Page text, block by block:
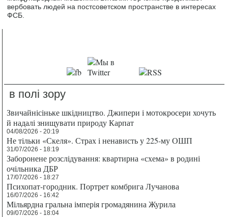
вербовать людей на постсоветском пространстве в интересах
ФСБ.
в полі зору
Звичайнісіньке шкідництво. Джипери і мотокросери хочуть
й надалі знищувати природу Карпат
04/08/2026 - 20:19
Не тільки «Скеля». Страх і ненависть у 225-му ОШП
31/07/2026 - 18:19
Заборонене розслідування: квартирна «схема» в родині
очільника ДБР
17/07/2026 - 18:27
Психопат-городник. Портрет комбрига Лучанова
16/07/2026 - 16:42
Мільярдна гральна імперія громадянина Журила
09/07/2026 - 18:04